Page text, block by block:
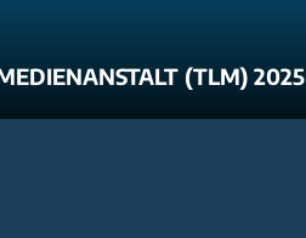
(TLM) 2025